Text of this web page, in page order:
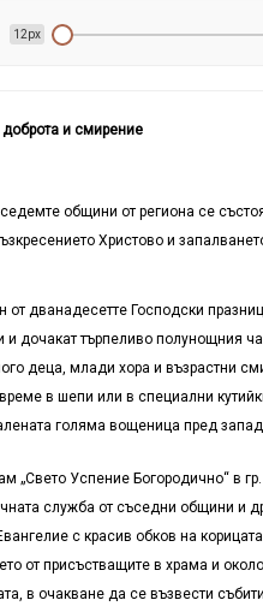
12px
и смирение
общини от региона се
Христово и
от дванадесетте Господски
дочакат търпеливо полунощния
деца, млади хора и възрастни
в шепи или в специални
голяма вощеница пред
„Свето Успение Богородично“ в
служба от съседни общини и
с красив обков на
от присъстващите в храма и
в очакване да се възвести